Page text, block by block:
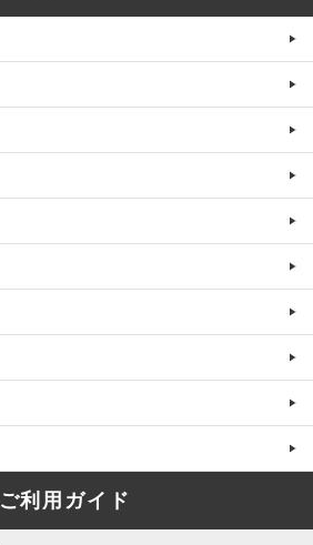
ご利用ガイド